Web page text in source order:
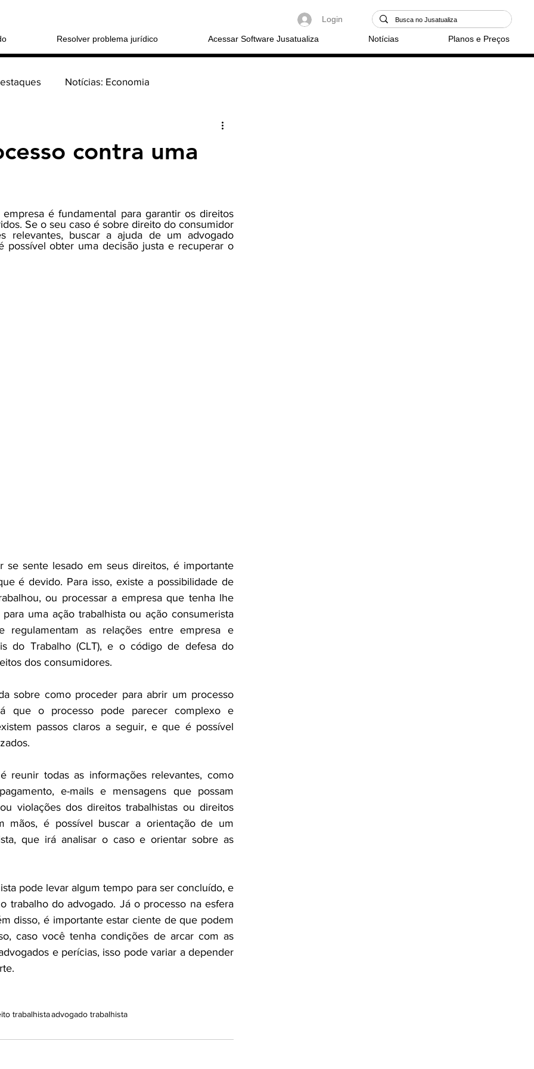
Login
Resolver problema jurídico Acessar Software Jusatualiza Notícias Planos e Preços
Notícias: Economia
contra uma
é fundamental para garantir os direitos
Se o seu caso é sobre direito do consumidor
relevantes, buscar a ajuda de um advogado
possível obter uma decisão justa e recuperar o
se sente lesado em seus direitos, é importante
é devido. Para isso, existe a possibilidade de
ou processar a empresa que tenha lhe
uma ação trabalhista ou ação consumerista
regulamentam as relações entre empresa e
do Trabalho (CLT), e o código de defesa do
dos consumidores.
sobre como proceder para abrir um processo
que o processo pode parecer complexo e
passos claros a seguir, e que é possível
reunir todas as informações relevantes, como
e-mails e mensagens que possam
violações dos direitos trabalhistas ou direitos
mãos, é possível buscar a orientação de um
que irá analisar o caso e orientar sobre as
pode levar algum tempo para ser concluído, e
trabalho do advogado. Já o processo na esfera
disso, é importante estar ciente de que podem
caso você tenha condições de arcar com as
e perícias, isso pode variar a depender
trabalhistaadvogado trabalhista